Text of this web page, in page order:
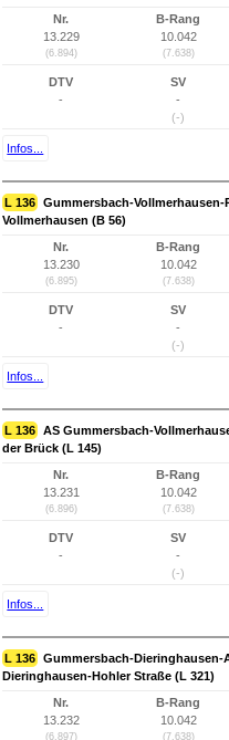
Nr.
13.229
(6.894)
B-Rang
10.042
(7.638)
DTV
-
SV
-
(-)
Infos...
L 136 Gummersbach-
Vollmerhausen (B 56)
Nr.
13.230
(6.895)
B-Rang
10.042
(7.638)
DTV
-
SV
-
(-)
Infos...
L 136 AS Gummersbach-
der Brück (L 145)
Nr.
13.231
(6.896)
B-Rang
10.042
(7.638)
DTV
-
SV
-
(-)
Infos...
L 136 Gummersbach-Dieringhausen-
Dieringhausen-Hohler Straße (L 321)
Nr.
13.232
(6.897)
B-Rang
10.042
(7.638)